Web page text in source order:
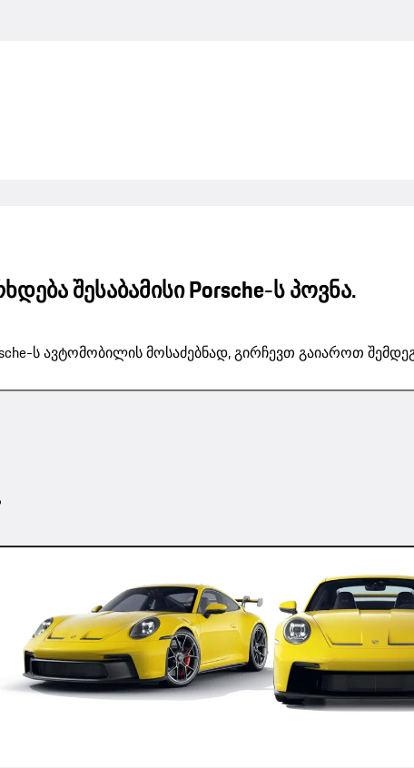
შესაბამისი Porsche-ს პოვნა.
ს ავტომობილის მოსაძებნად, გირჩევთ გაიაროთ